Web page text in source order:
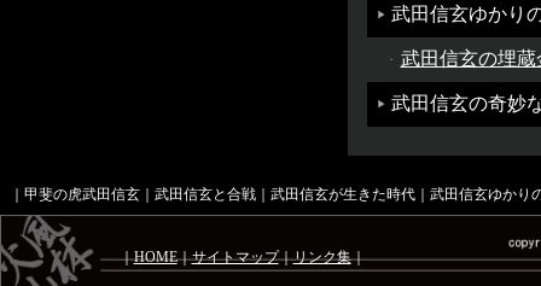
武田信玄ゆかり
武田信玄の埋蔵
武田信玄の奇妙
｜甲斐の虎武田信玄 武田信玄と合戦 武田信玄が生きた時代 武田信玄ゆかり
｜HOME｜サイトマップ｜リンク集｜